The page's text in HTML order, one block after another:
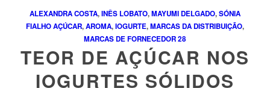
ALEXANDRA COSTA,INÊS LOBATO,MAYUMI DELGADO,SÓNIA
FIALHOAÇÚCAR,AROMA,IOGURTE,MARCAS DA DISTRIBUIÇÃO,
MARCAS DE FORNECEDOR28
TEOR DE AÇÚCAR NOS
IOGURTES SÓLIDOS